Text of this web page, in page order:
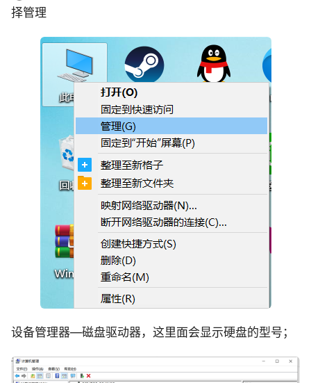
择管理
设备管理器—磁盘驱动器，这里面会显示硬盘的型号；